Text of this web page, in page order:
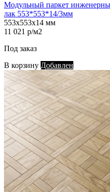
Модульный паркет
лак 553*553*14/3мм
553х553х14 мм
11 021 р/м2
Под заказ
В корзину Добавлен